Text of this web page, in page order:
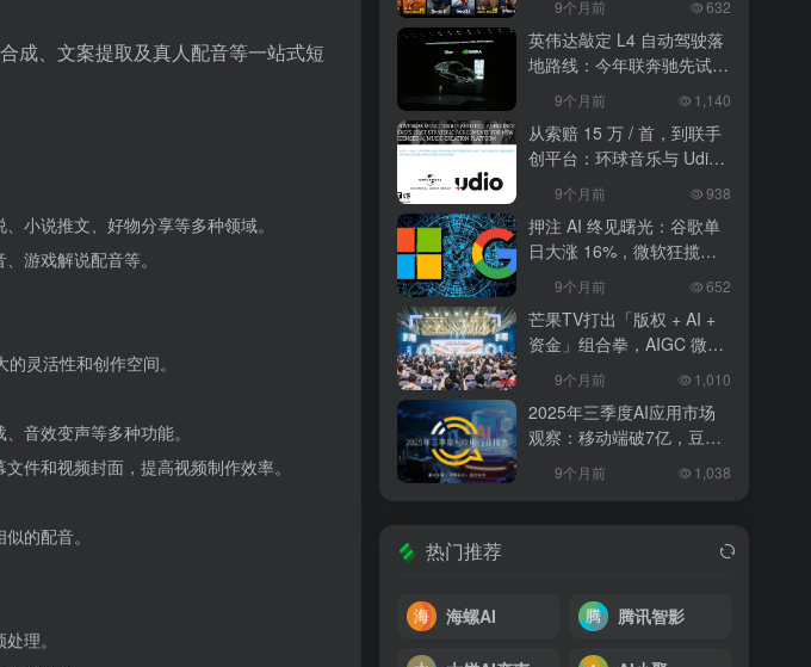
成、文案提取及真人配音等一站式短
小说推文、好物分享等多种领域。
游戏解说配音等。
灵活性和创作空间。
音效变声等多种功能。
件和视频封面，提高视频制作效率。
的配音。
理。
9个月前 632
英伟达敲定 L4 自动驾驶落
地路线：今年联奔驰先试
水，2027 年 10 万辆无人
出租上路
9个月前 1,140
从索赔 15 万 / 首，到联手
创平台：环球音乐与 Udio
和解，改写 AI 音乐行业规
9个月前 938
押注 AI 终见曙光：谷歌单
日大涨 16%，微软狂揽
18%，科技巨头的 “苦熬与
9个月前 652
芒果TV打出「版权 + AI +
资金」组合拳，AIGC 微短
剧行业将迎洗牌？
9个月前 1,010
2025年三季度AI应用市场
观察：移动端破7亿，豆包
异军突起
9个月前 1,038
热门推荐
海螺AI 腾讯智影